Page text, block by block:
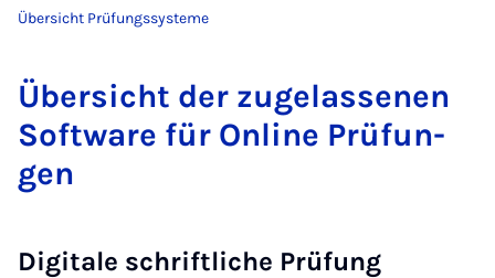
Übersicht Prüfungssysteme
Über­sicht der zu­ge­las­se­nen
Soft­ware für On­line Prü­fun­
gen
Digitale schriftliche Prüfung